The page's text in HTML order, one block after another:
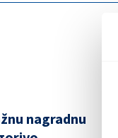
nagradnu